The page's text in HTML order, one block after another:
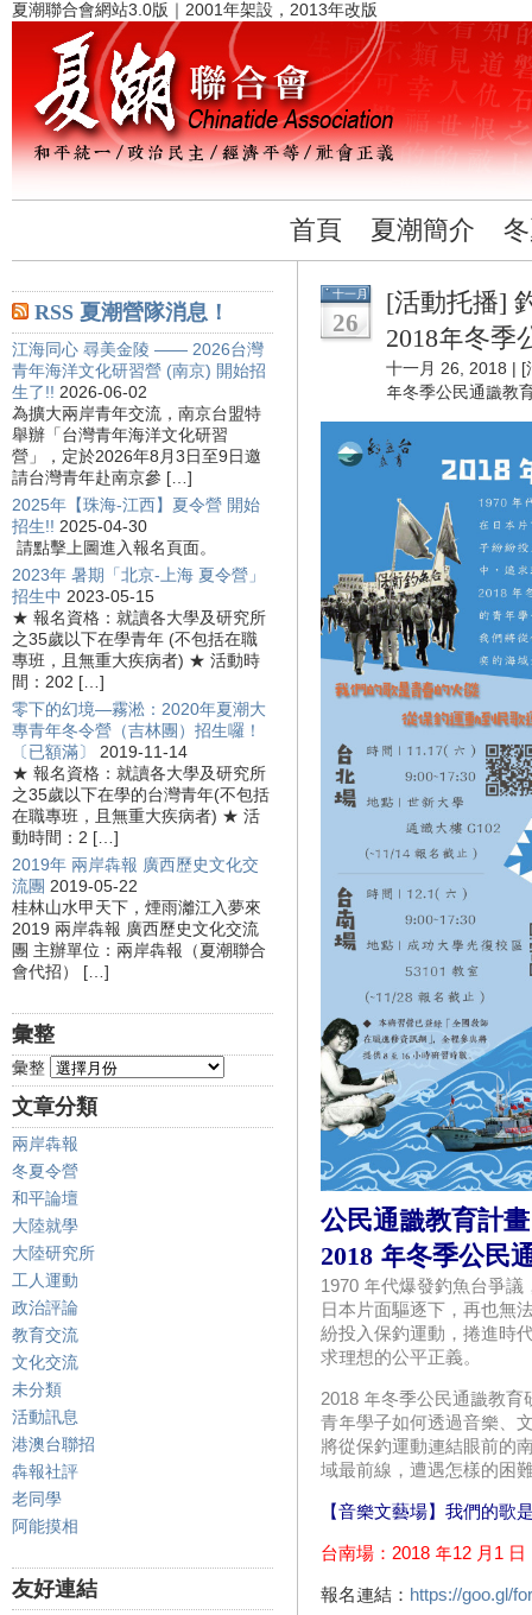
夏潮聯合會網站3.0版｜2001年架設，2013年改版
首頁 夏潮簡介
RSS 夏潮營隊消息！
江海同心 尋美金陵 —— 2026台灣
青年海洋文化研習營 (南京) 開始招
生了!! 2026-06-02
為擴大兩岸青年交流，南京台盟特
舉辦「台灣青年海洋文化研習
營」，定於2026年8月3日至9日邀
請台灣青年赴南京參 […]
2025年【珠海-江西】夏令營 開始
招生!! 2025-04-30
請點擊上圖進入報名頁面。
2023年 暑期「北京-上海 夏令營」
招生中 2023-05-15
★ 報名資格：就讀各大學及研究所
之35歲以下在學青年 (不包括在職
專班，且無重大疾病者) ★ 活動時
間：202 […]
零下的幻境—霧淞：2020年夏潮大
專青年冬令營（吉林團）招生囉！
〔已額滿〕
2019-11-14
★ 報名資格：就讀各大學及研究所
之35歲以下在學的台灣青年(不包括
在職專班，且無重大疾病者) ★ 活
動時間：2 […]
2019年 兩岸犇報 廣西歷史文化交
流團 2019-05-22
桂林山水甲天下，煙雨灕江入夢來
2019 兩岸犇報 廣西歷史文化交流
團 主辦單位：兩岸犇報（夏潮聯合
會代招） […]
彙整
彙整
文章分類
兩岸犇報
冬夏令營
和平論壇
大陸就學
大陸研究所
工人運動
政治評論
教育交流
文化交流
未分類
活動訊息
港澳台聯招
犇報社評
老同學
阿能摸相
友好連結
十一月
26
[活動托播]
2018年冬季
十一月 26, 2018 | [
年冬季公民通識教
公民通識教育計畫
2018 年冬季公民
1970 年代爆發釣魚台爭
日本片面驅逐下，再也無
紛投入保釣運動，捲進時
求理想的公平正義。
2018 年冬季公民通識教
青年學子如何透過音樂、
將從保釣運動連結眼前的
域最前線，遭遇怎樣的困
【音樂文藝場】我們的歌
台南場：2018 年12 月1 日
報名連結： https://goo.gl/